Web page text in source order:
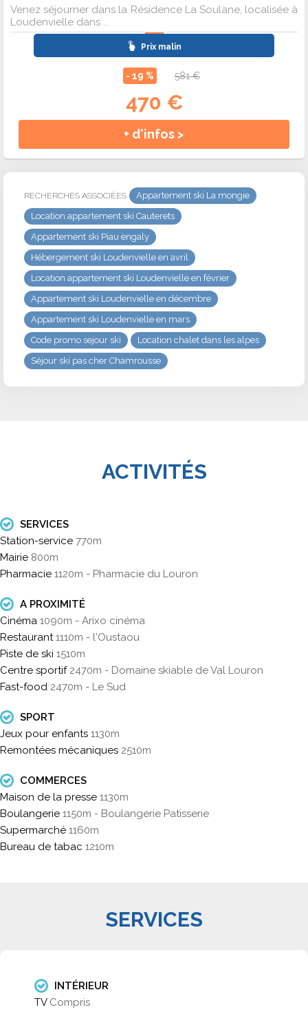
Venez séjourner dans la Résidence La Soulane, localisée à
Loudenvielle dans ...
Prix malin
- 19 % 581 €
470 €
+ d'infos >
RECHERCHES ASSOCIÉES
Appartement ski La mongie
Location appartement ski Cauterets
Appartement ski Piau engaly
Hébergement ski Loudenvielle en avril
Location appartement ski Loudenvielle en février
Appartement ski Loudenvielle en décembre
Appartement ski Loudenvielle en mars
Code promo sejour ski
Location chalet dans les alpes
Séjour ski pas cher Chamrousse
ACTIVITÉS
SERVICES
Station-service 770m
Mairie 800m
Pharmacie 1120m - Pharmacie du Louron
A PROXIMITÉ
Cinéma 1090m - Arixo cinéma
Restaurant1110m - l'Oustaou
Piste de ski 1510m
Centre sportif 2470m - Domaine skiable de Val Louron
Fast-food 2470m - Le Sud
SPORT
Jeux pour enfants 1130m
Remontées mécaniques 2510m
COMMERCES
Maison de la presse 1130m
Boulangerie 1150m - Boulangerie Patisserie
Supermarché 1160m
Bureau de tabac 1210m
SERVICES
INTÉRIEUR
TV Compris